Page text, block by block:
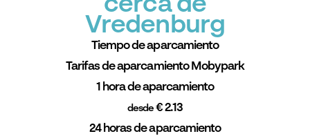
cerca de
Vredenburg
Tiempo de aparcamiento
Tarifas de aparcamiento Mobypark
1 hora de aparcamiento
desde€ 2.13
24 horas de aparcamiento